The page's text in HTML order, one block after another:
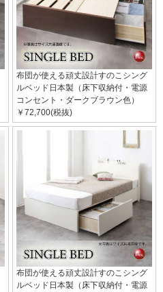
布団が使える頑丈設計すのこシング
ルベッド日本製（床下収納付・電源
コンセント・ダークブラウン色）
￥72,700(税抜)
布団が使える頑丈設計すのこシング
ルベッド日本製（床下収納付・電源